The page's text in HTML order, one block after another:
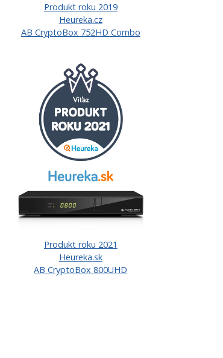
Produkt roku 2019
Heureka.cz
AB CryptoBox 752HD Combo
Produkt roku 2021
Heureka.sk
AB CryptoBox 800UHD